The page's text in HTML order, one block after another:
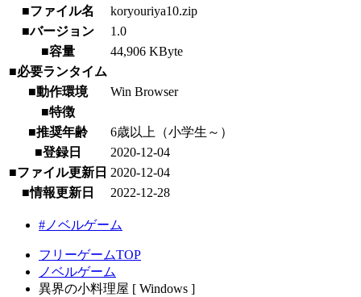
■ファイル名
koryouriya10.zip
■バージョン
1.0
■容量
44,906 KByte
■必要ランタイム
■動作環境
Win Browser
■特徴
■推奨年齢
6歳以上（小学生～）
■登録日
2020-12-04
■ファイル更新日 2020-12-04
■情報更新日
2022-12-28
#ノベルゲーム
フリーゲームTOP
ノベルゲーム
異界の小料理屋 [ Windows ]